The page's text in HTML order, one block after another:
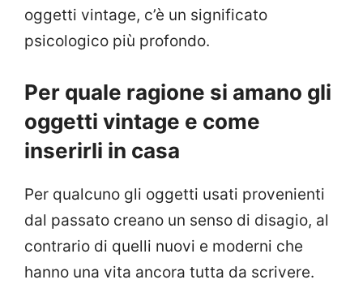
oggetti vintage, c’è un significato
psicologico più profondo.
Per quale ragione si amano gli
oggetti vintage e come
inserirli in casa
Per qualcuno gli oggetti usati provenienti
dal passato creano un senso di disagio, al
contrario di quelli nuovi e moderni che
hanno una vita ancora tutta da scrivere.